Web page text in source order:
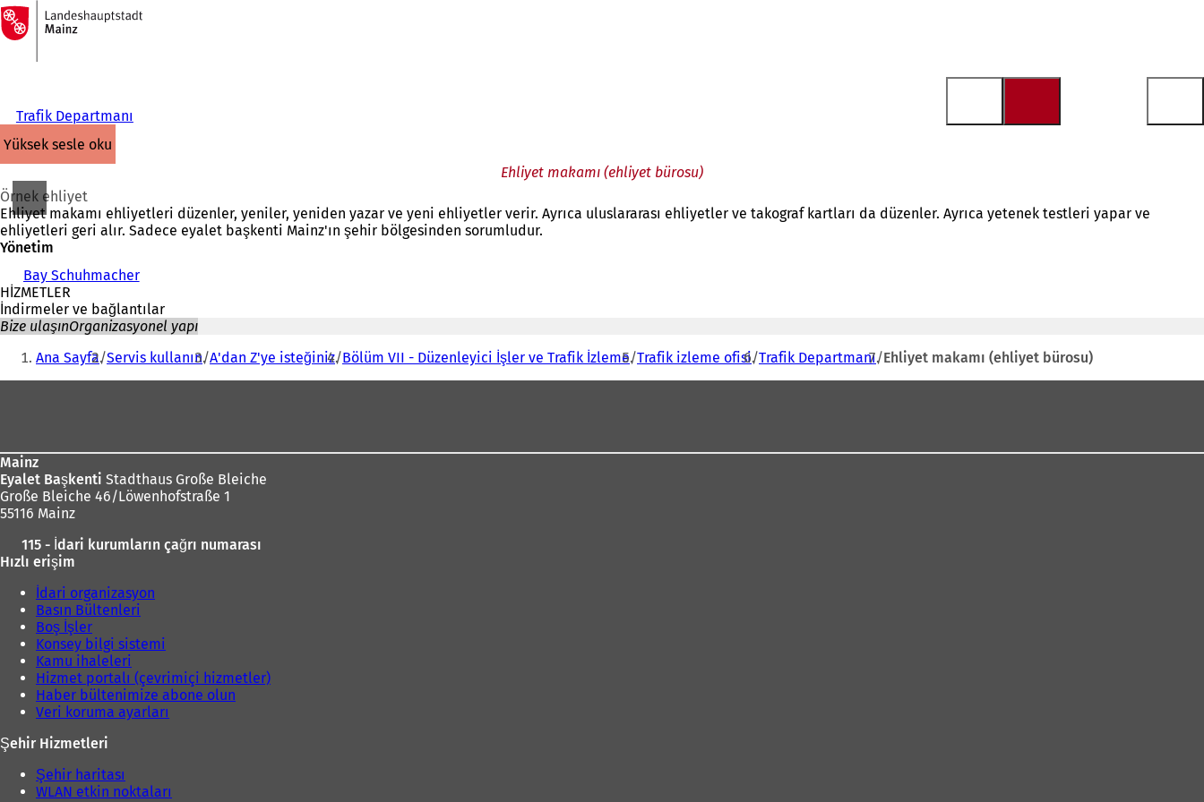
İçeriğe atla
Ana
sayfaya
Trafik Departmanı
yüksek sesle oku
Ehliyet makamı (ehliyet bürosu)
Örnek ehliyet
Ehliyet makamı ehliyetleri düzenler, yeniler, yeniden yazar ve yeni ehliyetler verir. Ayrıca uluslararası ehliyetler ve takograf kartları da düzenler. Ayrıca yetenek testleri yapar ve
ehliyetleri geri alır. Sadece eyalet başkenti Mainz'ın şehir bölgesinden sorumludur.
Yönetim
Bay Schuhmacher
HİZMETLER
İndirmeler ve bağlantılar
Bize ulaşınOrganizasyonel yapı
Buradasınız:
Ana Sayfa Servis kullanın A'dan Z'ye isteğiniz Bölüm VII - Düzenleyici İşler ve Trafik İzleme Trafik izleme ofisi Trafik Departmanı Ehliyet makamı (ehliyet bürosu)
Mainz
Eyalet Başkenti Stadthaus Große Bleiche
Große Bleiche 46/Löwenhofstraße 1
55116 Mainz
115 - İdari kurumların çağrı numarası
Hızlı erişim
İdari organizasyon
Basın Bültenleri
Boş İşler
Konsey bilgi sistemi
Kamu ihaleleri
Hizmet portalı (çevrimiçi hizmetler)
Haber bültenimize abone olun
Veri koruma ayarları
Şehir Hizmetleri
Şehir haritası
WLAN etkin noktaları